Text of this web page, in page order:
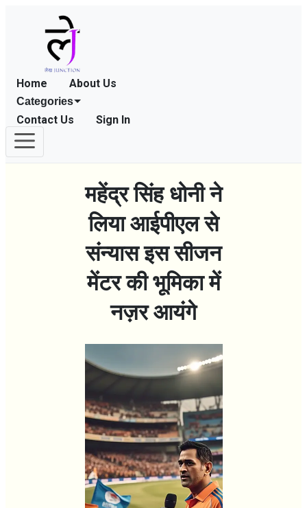
Home About Us
Categories
Contact Us Sign In
महेंद्र सिंह धोनी ने
लिया आईपीएल से
संन्यास इस सीजन
मेंटर की भूमिका में
नज़र आयंगे